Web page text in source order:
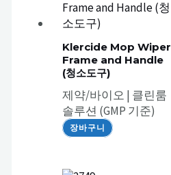
Klercide Mop Wiper
Frame and Handle
(청소도구)
제약/바이오 | 클린룸
솔루션 (GMP 기준)
장바구니